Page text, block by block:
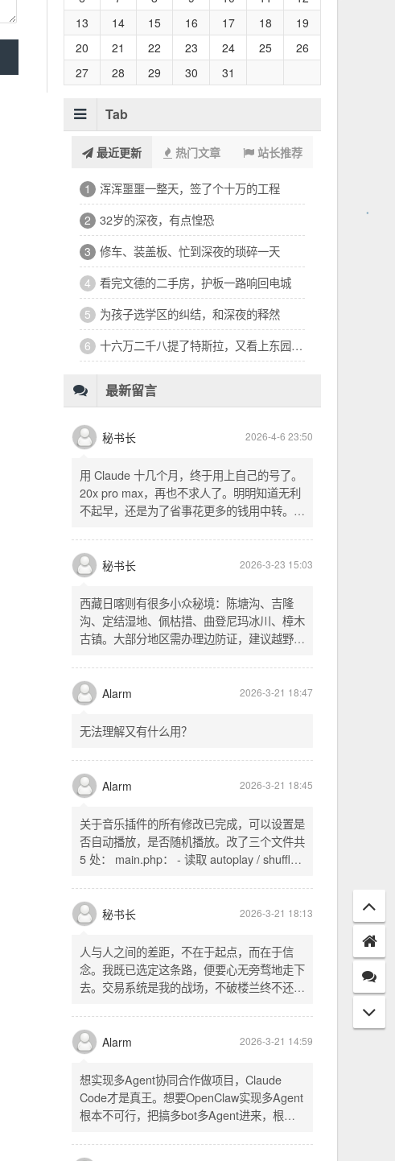
13
14 15 16 17 18
19
20
21 22 23 24 25
26
27
28 29 30 31
Tab
最近更新 热门文章 站长推荐
1 浑浑噩噩一整天，签了个十万的工程
2 32岁的深夜，有点惶恐
3 修车、装盖板、忙到深夜的琐碎一天
4 看完文德的二手房，护板一路响回电城
5 为孩子选学区的纠结，和深夜的释然
6 十六万二千八提了特斯拉，又看上东园公馆
最新留言
秘书长 2026-4-6 23:50
用 Claude 十几个月，终于用上自己的号了。
20x pro max，再也不求人了。明明知道无利
不起早，还是为了省事花更多的钱用中转。链
SSH 用 gost 做 HTTP+SOCKS 转换才能用
多 Agent。配置麻烦了点，设定好了后直接任
意 IP 进行 SSH 登录。畅用，值得纪念。
秘书长 2026-3-23 15:03
西藏日喀则有很多小众秘境：陈塘沟、吉隆
沟、定结湿地、佩枯措、曲登尼玛冰川、樟木
古镇。大部分地区需办理边防证，建议越野
经吉隆口岸前往加德满都，沿途风景绝美。
Alarm 2026-3-21 18:47
无法理解又有什么用？
Alarm 2026-3-21 18:45
关于音乐插件的所有修改已完成，可以设置是
否自动播放，是否随机播放。改了三个文件共
5 处： main.php： - 读取 autoplay / shuffle
一行两个复选框（自动播放音乐 / 默认随机播
放），带配套 CSS track.php： - 在 var
playlist = [...] 后面输出 _p4zAutoplay 和
_p4zShuffle 两个 JS 变量 script.js： -
autoplay 从后端变量读取，不再硬编码 false
- shuffle 后台开启时强制随机，否则走
秘书长 2026-3-21 18:13
人与人之间的差距，不在于起点，而在于信
念。我既已选定这条路，便要心无旁骛地走下
去。交易系统是我的战场，不破楼兰终不还。
唯有目标，不可动摇。
Alarm 2026-3-21 14:59
想实现多Agent协同合作做项目，Claude
Code才是真王。想要OpenClaw实现多Agent
根本不可行，把搞多bot多Agent进来，根本